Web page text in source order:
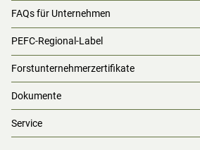
FAQs für Unternehmen
PEFC-Regional-Label
Forstunternehmerzertifikate
Dokumente
Service